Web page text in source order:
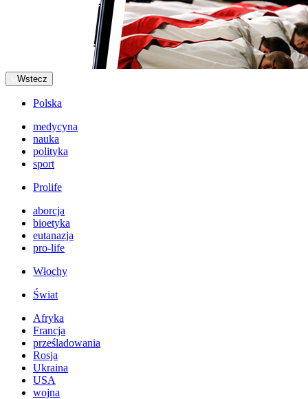
Wstecz
Polska
medycyna
nauka
polityka
sport
Prolife
aborcja
bioetyka
eutanazja
pro-life
Włochy
Świat
Afryka
Francja
prześladowania
Rosja
Ukraina
USA
wojna